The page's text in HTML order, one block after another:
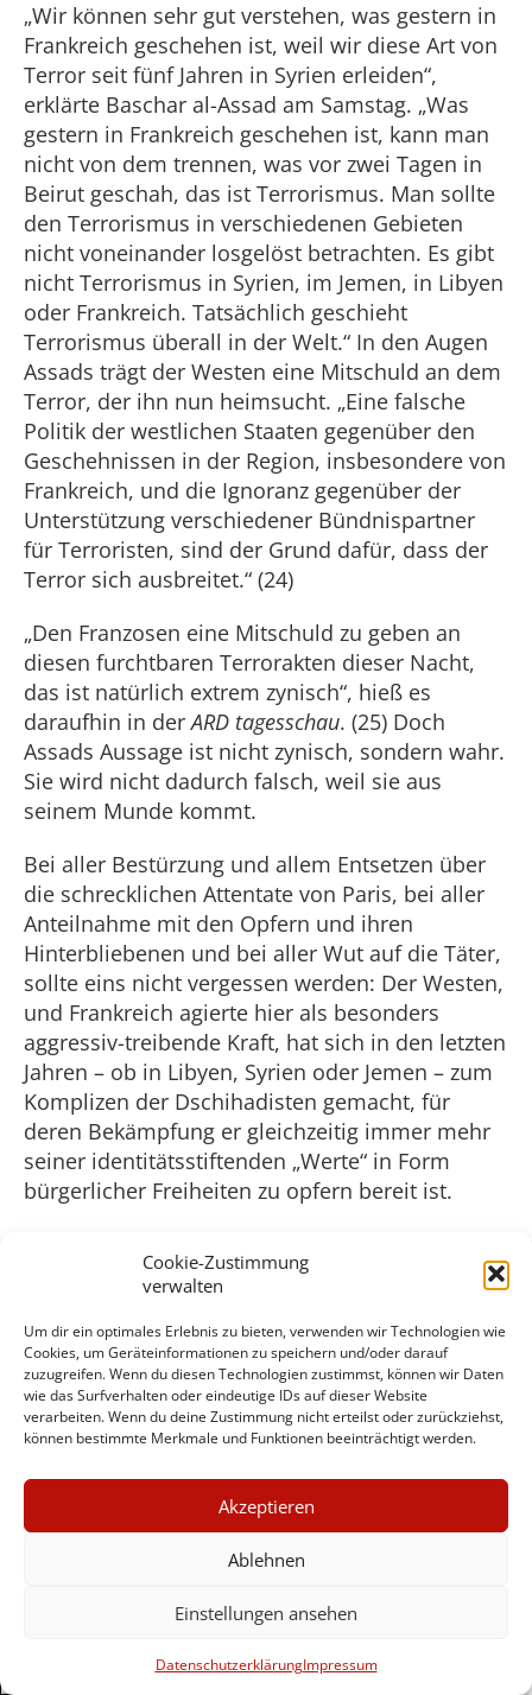
Cookie-Zustimmung
verwalten
Um dir ein optimales Erlebnis zu bieten, verwenden wir Technologien wie
Cookies, um Geräteinformationen zu speichern und/oder darauf
zuzugreifen. Wenn du diesen Technologien zustimmst, können wir Daten
wie das Surfverhalten oder eindeutige IDs auf dieser Website
verarbeiten. Wenn du deine Zustimmung nicht erteilst oder zurückziehst,
können bestimmte Merkmale und Funktionen beeinträchtigt werden.
Akzeptieren
Ablehnen
Einstellungen ansehen
DatenschutzerklärungImpressum
„Wir können sehr gut verstehen, was gestern in
Frankreich geschehen ist, weil wir diese Art von
Terror seit fünf Jahren in Syrien erleiden“,
erklärte Baschar al-Assad am Samstag. „Was
gestern in Frankreich geschehen ist, kann man
nicht von dem trennen, was vor zwei Tagen in
Beirut geschah, das ist Terrorismus. Man sollte
den Terrorismus in verschiedenen Gebieten
nicht voneinander losgelöst betrachten. Es gibt
nicht Terrorismus in Syrien, im Jemen, in Libyen
oder Frankreich. Tatsächlich geschieht
Terrorismus überall in der Welt.“ In den Augen
Assads trägt der Westen eine Mitschuld an dem
Terror, der ihn nun heimsucht. „Eine falsche
Politik der westlichen Staaten gegenüber den
Geschehnissen in der Region, insbesondere von
Frankreich, und die Ignoranz gegenüber der
Unterstützung verschiedener Bündnispartner
für Terroristen, sind der Grund dafür, dass der
Terror sich ausbreitet.“ (24)
„Den Franzosen eine Mitschuld zu geben an
diesen furchtbaren Terrorakten dieser Nacht,
das ist natürlich extrem zynisch“, hieß es
daraufhin in derARD tagesschau. (25) Doch
Assads Aussage ist nicht zynisch, sondern wahr.
Sie wird nicht dadurch falsch, weil sie aus
seinem Munde kommt.
Bei aller Bestürzung und allem Entsetzen über
die schrecklichen Attentate von Paris, bei aller
Anteilnahme mit den Opfern und ihren
Hinterbliebenen und bei aller Wut auf die Täter,
sollte eins nicht vergessen werden: Der Westen,
und Frankreich agierte hier als besonders
aggressiv-treibende Kraft, hat sich in den letzten
Jahren – ob in Libyen, Syrien oder Jemen – zum
Komplizen der Dschihadisten gemacht, für
deren Bekämpfung er gleichzeitig immer mehr
seiner identitätsstiftenden „Werte“ in Form
bürgerlicher Freiheiten zu opfern bereit ist.
noch düsteren Erkenntnis einhergeht: Wo die
übernommen haben, da wird die Flamme des
Terrorismus lange nicht erlöschen.
Abo oder Einzelheft hier
Seit Juli 2023 erscheint das
Nachrichtenmagazin
Hintergrund nach
als Print-Ausgabe. Und
×